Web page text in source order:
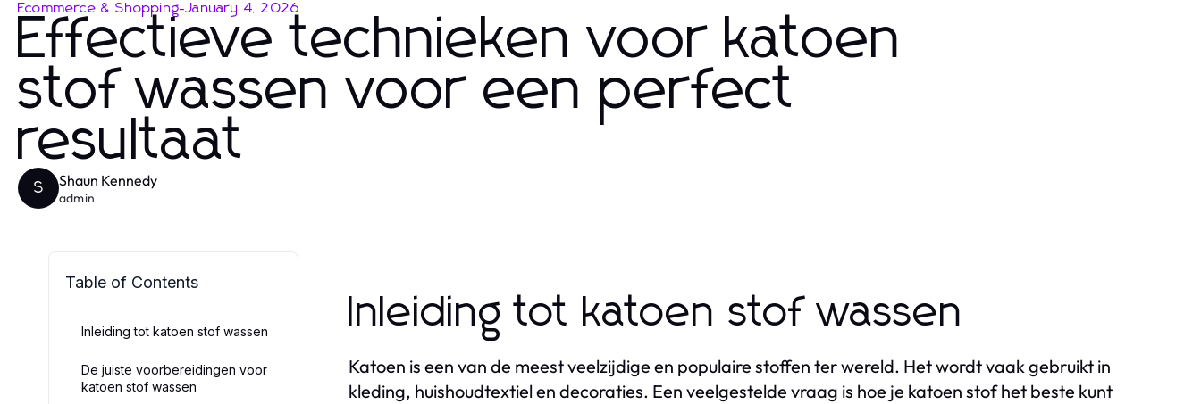
Ecommerce & Shopping-January 4, 2026
Effectieve technieken voor katoen
stof wassen voor een perfect
resultaat
S Shaun Kennedy
admin
Table of Contents
Inleiding tot katoen stof wassen
De juiste voorbereidingen voor
katoen stof wassen
Inleiding tot katoen stof wassen
Katoen is een van de meest veelzijdige en populaire stoffen ter wereld. Het wordt vaak gebruikt in
kleding, huishoudtextiel en decoraties. Een veelgestelde vraag is hoe je katoen stof het beste kunt